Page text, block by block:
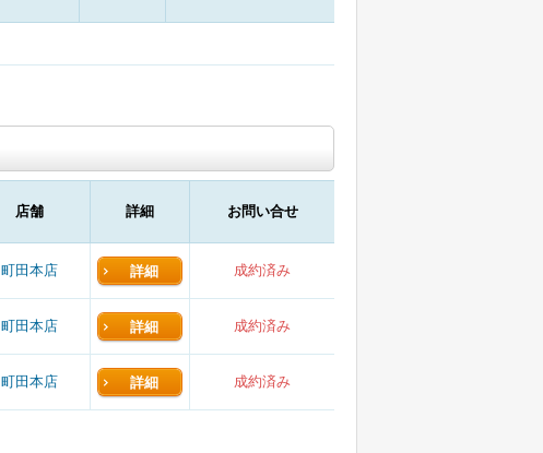
店舗 詳細 お問い合せ
町田本店 詳細 成約済み
町田本店 詳細 成約済み
町田本店 詳細 成約済み